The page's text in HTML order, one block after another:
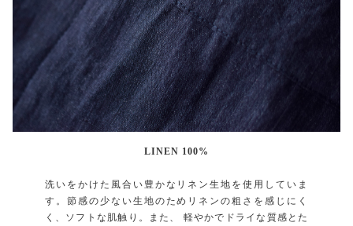
LINEN 100%
洗いをかけた風合い豊かなリネン生地を使用していま
す。節感の少ない生地のためリネンの粗さを感じにく
く、ソフトな肌触り。また、 軽やかでドライな質感とた